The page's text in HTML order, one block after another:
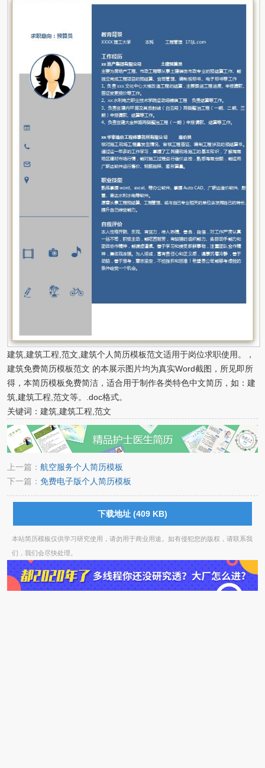
建筑,建筑工程,范文,建筑个人简历模板范文适用于岗位求职使用。，
建筑免费简历模板范文 的本展示图片均为真实Word截图，所见即所
得，本简历模板免费简洁，适合用于制作各类特色中文简历，如：建
筑,建筑工程,范文等。.doc格式。
关键词：建筑,建筑工程,范文
上一篇： 航空服务个人简历模板
下一篇： 免费电子版个人简历模板
下载地址 (409 KB)
本站简历模板仅供学习研究使用，请勿用于商业用途。如有侵犯您的版权，请联系我
们，我们会尽快处理。